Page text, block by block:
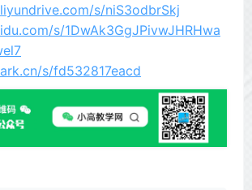
s/niS3odbrSkj
s/1DwAk3GgJPivwJHRHwa
s/fd532817eacd